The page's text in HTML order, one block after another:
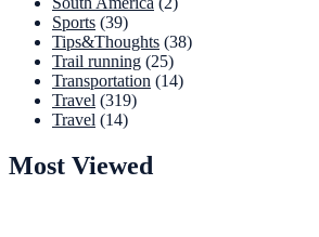
Sports (39)
Tips&Thoughts (38)
Trail running (25)
Transportation (14)
Travel (319)
Travel (14)
Most Viewed